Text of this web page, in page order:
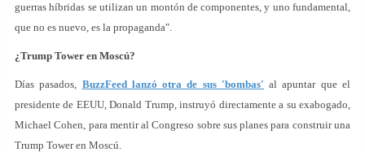
guerras híbridas se utilizan un montón de componentes, y uno fundamental,
que no es nuevo, es la propaganda".
¿Trump Tower en Moscú?
Días pasados, BuzzFeed lanzó otra de sus 'bombas' al apuntar que el
presidente de EEUU, Donald Trump, instruyó directamente a su exabogado,
Michael Cohen, para mentir al Congreso sobre sus planes para construir una
Trump Tower en Moscú.